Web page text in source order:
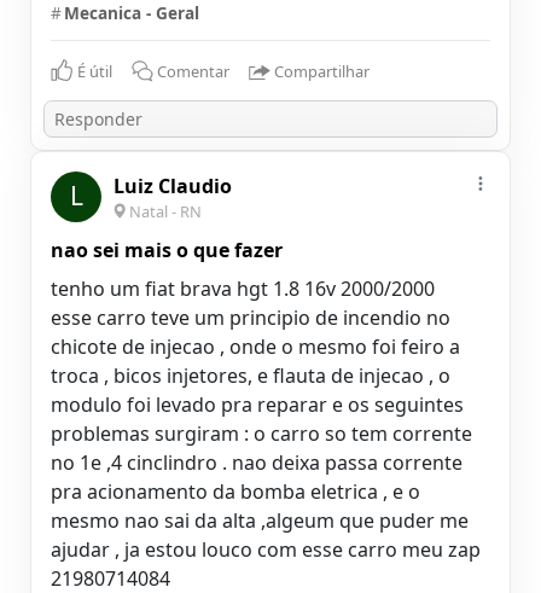
#Mecanica - Geral
É útil Comentar Compartilhar
L Luiz Claudio
Natal - RN
nao sei mais o que fazer
tenho um fiat brava hgt 1.8 16v 2000/2000
esse carro teve um principio de incendio no
chicote de injecao , onde o mesmo foi feiro a
troca , bicos injetores, e flauta de injecao , o
modulo foi levado pra reparar e os seguintes
problemas surgiram : o carro so tem corrente
no 1e ,4 cinclindro . nao deixa passa corrente
pra acionamento da bomba eletrica , e o
mesmo nao sai da alta ,algeum que puder me
ajudar , ja estou louco com esse carro meu zap
21980714084